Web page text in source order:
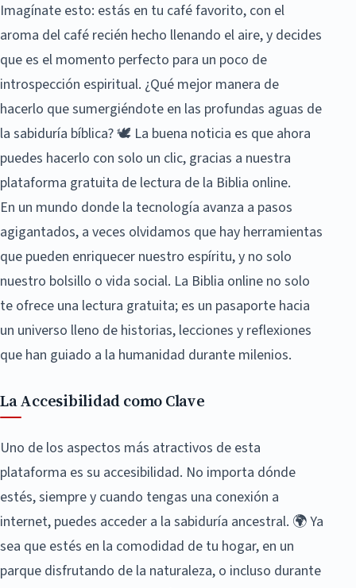
Imagínate esto: estás en tu café favorito, con el
aroma del café recién hecho llenando el aire, y decides
que es el momento perfecto para un poco de
introspección espiritual. ¿Qué mejor manera de
hacerlo que sumergiéndote en las profundas aguas de
la sabiduría bíblica? 🕊️ La buena noticia es que ahora
puedes hacerlo con solo un clic, gracias a nuestra
plataforma gratuita de lectura de la Biblia online.
En un mundo donde la tecnología avanza a pasos
agigantados, a veces olvidamos que hay herramientas
que pueden enriquecer nuestro espíritu, y no solo
nuestro bolsillo o vida social. La Biblia online no solo
te ofrece una lectura gratuita; es un pasaporte hacia
un universo lleno de historias, lecciones y reflexiones
que han guiado a la humanidad durante milenios.
La Accesibilidad como Clave
Uno de los aspectos más atractivos de esta
plataforma es su accesibilidad. No importa dónde
estés, siempre y cuando tengas una conexión a
internet, puedes acceder a la sabiduría ancestral. 🌍 Ya
sea que estés en la comodidad de tu hogar, en un
parque disfrutando de la naturaleza, o incluso durante